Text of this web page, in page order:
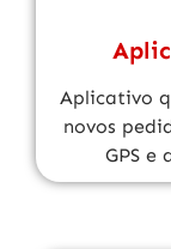
Aplicativo
novos
GPS e